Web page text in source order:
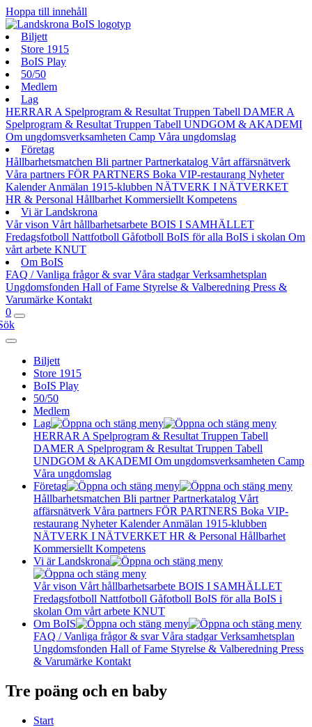
Hoppa till innehåll
Biljett
Store 1915
BoIS Play
50/50
Medlem
Lag
HERRAR A Spelprogram & Resultat Truppen Tabell DAMER A
Spelprogram & Resultat Truppen Tabell UNDGOM & AKADEMI
Om ungdomsverksamheten Camp Våra ungdomslag
Företag
Hållbarhetsmatchen Bli partnerPartnerkatalog Vårt affärsnätverk
Våra partners FÖR PARTNERS Boka VIP-restaurang Nyheter
KalenderAnmälan 1915-klubben NÄTVERK I NÄTVERKET
HR & Personal Hållbarhet Kommersiellt Kompetens
Vi är Landskrona
Vår vison Vårt hållbarhetsarbete BOIS I SAMHÄLLET
Fredagsfotboll Nattfotboll Gåfotboll BoIS för alla BoIS i skolan Om
vårt arbete KNUT
Om BoIS
FAQ / Vanliga frågor & svarVåra stadgarVerksamhetsplan
Ungdomsfonden Hall of Fame Styrelse & Valberedning Press &
Varumärke Kontakt
0
Biljett
Store 1915
BoIS Play
50/50
Medlem
Lag
HERRAR A Spelprogram & Resultat Truppen Tabell
DAMER A Spelprogram & Resultat Truppen Tabell
UNDGOM & AKADEMI Om ungdomsverksamheten Camp
Våra ungdomslag
Företag
Hållbarhetsmatchen Bli partnerPartnerkatalog Vårt
affärsnätverk Våra partners FÖR PARTNERS Boka VIP-
restaurang NyheterKalenderAnmälan 1915-klubben
NÄTVERK I NÄTVERKET HR & Personal Hållbarhet
Kommersiellt Kompetens
Vi är Landskrona
Vår vison Vårt hållbarhetsarbete BOIS I SAMHÄLLET
Fredagsfotboll Nattfotboll Gåfotboll BoIS för alla BoIS i
skolan Om vårt arbete KNUT
Om BoIS
FAQ / Vanliga frågor & svarVåra stadgarVerksamhetsplan
Ungdomsfonden Hall of Fame Styrelse & Valberedning Press
& Varumärke Kontakt
Tre poäng och en baby
Start